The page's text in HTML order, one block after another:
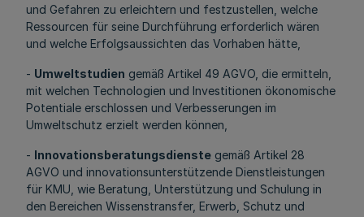
und Gefahren zu erleichtern und festzustellen, welche
Ressourcen für seine Durchführung erforderlich wären
und welche Erfolgsaussichten das Vorhaben hätte,
- Umweltstudien gemäß Artikel 49 AGVO, die ermitteln,
mit welchen Technologien und Investitionen ökonomische
Potentiale erschlossen und Verbesserungen im
Umweltschutz erzielt werden können,
- Innovationsberatungsdienste gemäß Artikel 28
AGVO und innovationsunterstützende Dienstleistungen
für KMU, wie Beratung, Unterstützung und Schulung in
den Bereichen Wissenstransfer, Erwerb, Schutz und